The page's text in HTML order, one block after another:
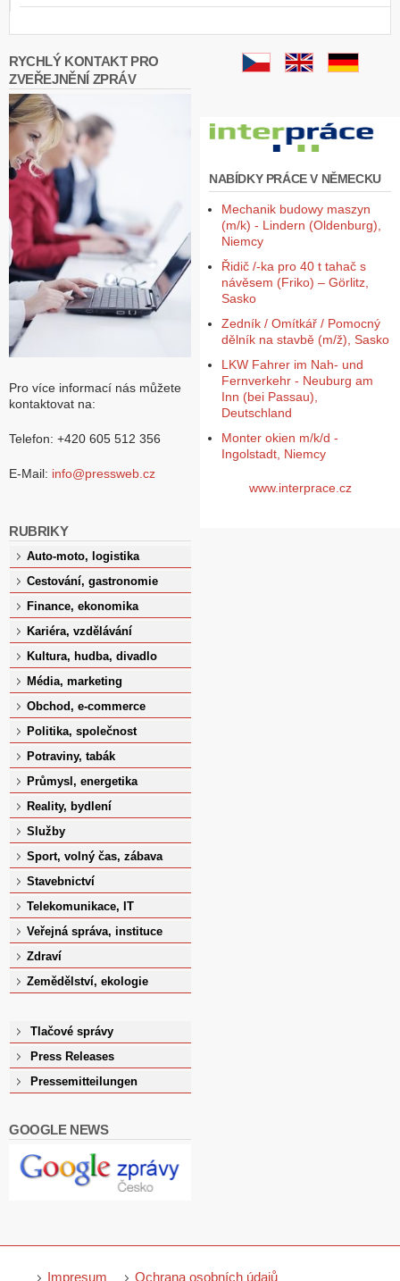
RYCHLÝ KONTAKT PRO
ZVEŘEJNĚNÍ ZPRÁV
Pro více informací nás můžete
kontaktovat na:
Telefon: +420 605 512 356
E-Mail: info@pressweb.cz
RUBRIKY
Auto-moto, logistika
Cestování, gastronomie
Finance, ekonomika
Kariéra, vzdělávání
Kultura, hudba, divadlo
Média, marketing
Obchod, e-commerce
Politika, společnost
Potraviny, tabák
Průmysl, energetika
Reality, bydlení
Služby
Sport, volný čas, zábava
Stavebnictví
Telekomunikace, IT
Veřejná správa, instituce
Zdraví
Zemědělství, ekologie
Tlačové správy
Press Releases
Pressemitteilungen
GOOGLE NEWS
NABÍDKY PRÁCE V NĚMECKU
Mechanik budowy maszyn
(m/k) - Lindern (Oldenburg),
Niemcy
Řidič /-ka pro 40 t tahač s
návěsem (Friko) – Görlitz,
Sasko
Zedník / Omítkář / Pomocný
dělník na stavbě (m/ž), Sasko
LKW Fahrer im Nah- und
Fernverkehr - Neuburg am
Inn (bei Passau),
Deutschland
Monter okien m/k/d -
Ingolstadt, Niemcy
www.interprace.cz
Impresum Ochrana osobních údajů